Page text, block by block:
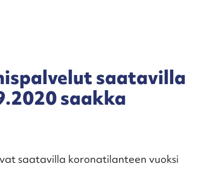
saatavilla
saakka
saatavilla koronatilanteen vuoksi